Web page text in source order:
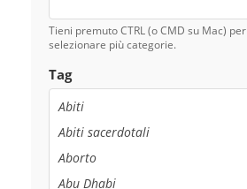
Tieni premuto CTRL (o CMD su Mac) per
selezionare più categorie.
Tag